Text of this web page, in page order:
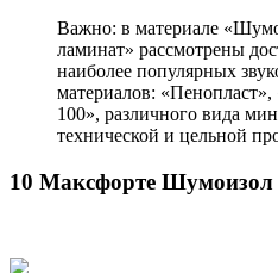
Важно: в материале
ламинат» рассмотрены
наиболее популярных
материалов:
100», различного вида
технической и цельной
10 Максфорте Шумоизол